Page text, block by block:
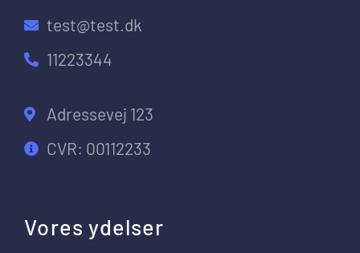
test@test.dk
11223344
Adressevej 123
CVR: 00112233
Vores ydelser